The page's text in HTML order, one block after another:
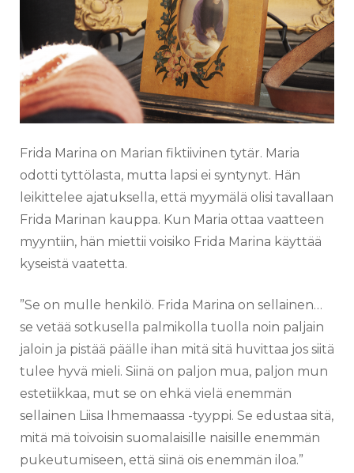
Frida Marina on Marian fiktiivinen tytär. Maria
odotti tyttölasta, mutta lapsi ei syntynyt. Hän
leikittelee ajatuksella, että myymälä olisi tavallaan
Frida Marinan kauppa. Kun Maria ottaa vaatteen
myyntiin, hän miettii voisiko Frida Marina käyttää
kyseistä vaatetta.
”Se on mulle henkilö. Frida Marina on sellainen…
se vetää sotkusella palmikolla tuolla noin paljain
jaloin ja pistää päälle ihan mitä sitä huvittaa jos siitä
tulee hyvä mieli. Siinä on paljon mua, paljon mun
estetiikkaa, mut se on ehkä vielä enemmän
sellainen Liisa Ihmemaassa -tyyppi. Se edustaa sitä,
mitä mä toivoisin suomalaisille naisille enemmän
pukeutumiseen, että siinä ois enemmän iloa.”